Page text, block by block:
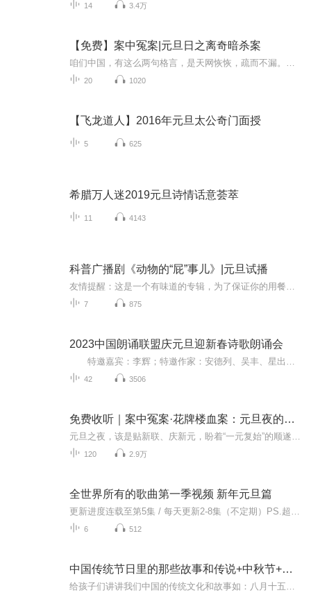
14 3.4万
【免费】案中冤案|元旦日之离奇暗杀案
20 1020
【飞龙道人】2016年元旦太公奇门面授
5 625
希腊万人迷2019元旦诗情话意荟萃
11 4143
科普广播剧《动物的“屁”事儿》|元旦试播
7 875
2023中国朗诵联盟庆元旦迎新春诗歌朗诵会
42 3506
免费收听｜案中冤案·花牌楼血案：元旦夜的沉冤与昭雪
120 2.9万
全世界所有的歌曲第一季视频 新年元旦篇
6 512
中国传统节日里的那些故事和传说+中秋节+元旦春节等